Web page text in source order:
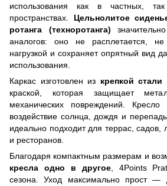
использования как в частных,
пространствах. Цельнолитое
ротанга (техноротанга)
аналогов: оно не расплетается,
нагрузкой и сохраняет опрятный вид
использования.
Каркас изготовлен из крепкой стали
краской, которая защищает
механических повреждений.
воздействие солнца, дождя и
идеально подходит для террас,
и ресторанов.
Благодаря компактным размерам и
кресла одно в другое, 4Points
сезона. Уход максимально прост —